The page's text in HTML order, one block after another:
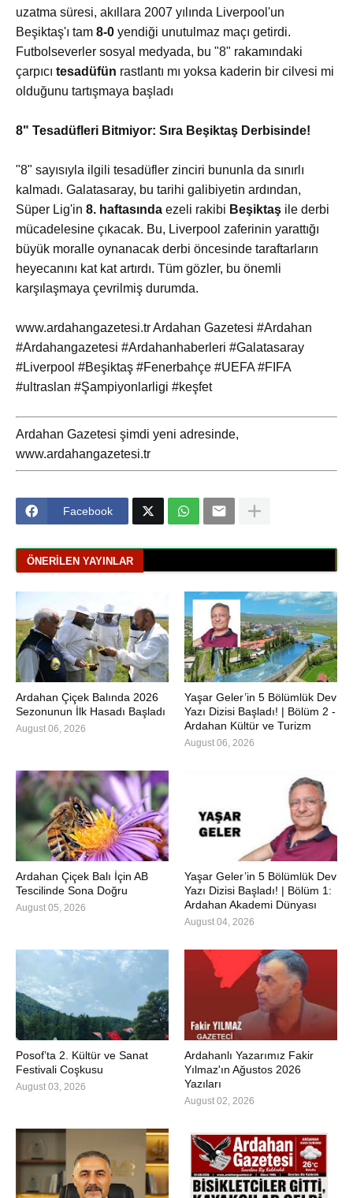
uzatma süresi, akıllara 2007 yılında Liverpool'un
Beşiktaş'ı tam 8-0 yendiği unutulmaz maçı getirdi.
Futbolseverler sosyal medyada, bu "8" rakamındaki
çarpıcı tesadüfün rastlantı mı yoksa kaderin bir cilvesi mi
olduğunu tartışmaya başladı
8" Tesadüfleri Bitmiyor: Sıra Beşiktaş Derbisinde!
"8" sayısıyla ilgili tesadüfler zinciri bununla da sınırlı
kalmadı. Galatasaray, bu tarihi galibiyetin ardından,
Süper Lig'in 8. haftasında ezeli rakibi Beşiktaş ile derbi
mücadelesine çıkacak. Bu, Liverpool zaferinin yarattığı
büyük moralle oynanacak derbi öncesinde taraftarların
heyecanını kat kat artırdı. Tüm gözler, bu önemli
karşılaşmaya çevrilmiş durumda.
www.ardahangazetesi.tr Ardahan Gazetesi #Ardahan
#Ardahangazetesi #Ardahanhaberleri #Galatasaray
#Liverpool #Beşiktaş #Fenerbahçe #UEFA #FIFA
#ultraslan #Şampiyonlarligi #keşfet
Ardahan Gazetesi şimdi yeni adresinde,
www.ardahangazetesi.tr
Facebook
ÖNERILEN YAYINLAR
Ardahan Çiçek Balında 2026
Sezonunun İlk Hasadı Başladı
August 06, 2026
Yaşar Geler’in 5 Bölümlük Dev
Yazı Dizisi Başladı! | Bölüm 2 -
Ardahan Kültür ve Turizm
August 06, 2026
Ardahan Çiçek Balı İçin AB
Tescilinde Sona Doğru
August 05, 2026
Yaşar Geler’in 5 Bölümlük Dev
Yazı Dizisi Başladı! | Bölüm 1:
Ardahan Akademi Dünyası
August 04, 2026
Posof’ta 2. Kültür ve Sanat
Festivali Coşkusu
August 03, 2026
Ardahanlı Yazarımız Fakir
Yılmaz'ın Ağustos 2026
Yazıları
August 02, 2026